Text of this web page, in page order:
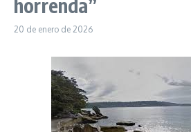
horrenda”
20 de enero de 2026